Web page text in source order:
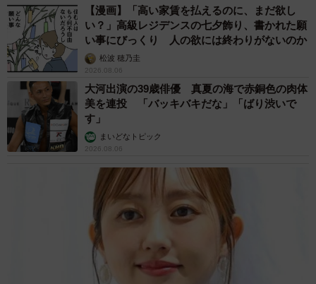
【漫画】「高い家賃を払えるのに、まだ欲し
い？」高級レジデンスの七夕飾り、書かれた願
い事にびっくり 人の欲には終わりがないのか
松波 穂乃圭
2026.08.06
大河出演の39歳俳優 真夏の海で赤銅色の肉体
美を連投 「バッキバキだな」「ばり渋いで
す」
まいどなトピック
2026.08.06